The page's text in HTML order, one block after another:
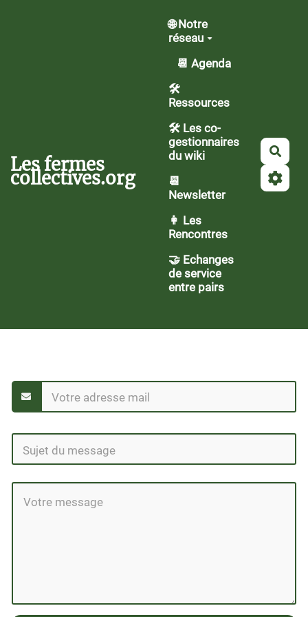
Les fermes
collectives.org
🌐 Notre
réseau
📆 Agenda
🛠️
Ressources
🛠 Les co-
gestionnaires
du wiki
📆
Newsletter
👩 Les
Rencontres
🤝 Echanges
de service
entre pairs